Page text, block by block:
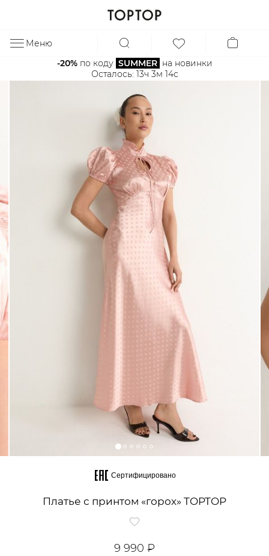
Меню
-20% по коду SUMMER на новинки
Осталось: 13ч 3м 14с
Сертифицировано
Платье с принтом «горох» TOPTOP
9 990 ₽